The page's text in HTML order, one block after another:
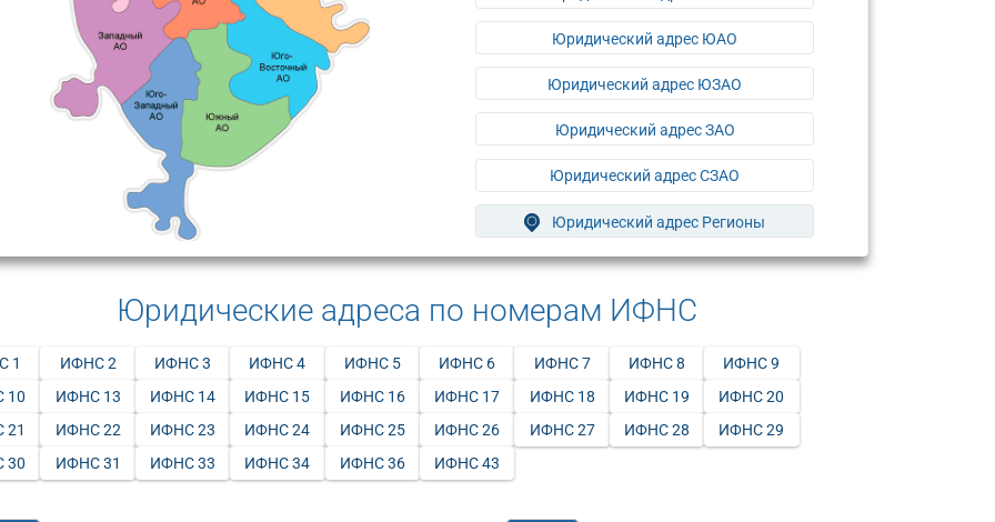
Юридический адрес ЮАО
Юридический адрес ЮЗАО
Юридический адрес ЗАО
Юридический адрес СЗАО
Юридический адрес Регионы
Юридические адреса по номерам ИФНС
1 ИФНС 2 ИФНС 3 ИФНС 4 ИФНС 5 ИФНС 6 ИФНС 7 ИФНС 8
ИФНС 9
10
ИФНС 13 ИФНС 14 ИФНС 15 ИФНС 16 ИФНС 17 ИФНС 18 ИФНС 19
ИФНС 20
21
ИФНС 22 ИФНС 23 ИФНС 24 ИФНС 25 ИФНС 26 ИФНС 27 ИФНС 28
ИФНС 29
30
ИФНС 31 ИФНС 33 ИФНС 34 ИФНС 36 ИФНС 43